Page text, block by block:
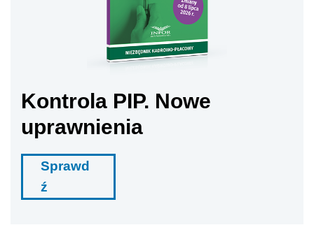
Kontrola PIP. Nowe
uprawnienia
Sprawd
ź